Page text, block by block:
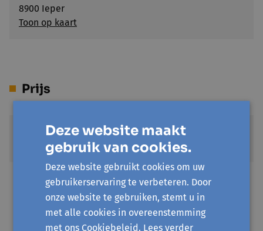
8900 Ieper
Toon op kaart
Prijs
Standaardprijs
UiTPAS kansentarief
Deze website maakt
gebruik van cookies.
Deze website gebruikt cookies om uw
gebruikerservaring te verbeteren. Door
onze website te gebruiken, stemt u in
met alle cookies in overeenstemming
met ons Cookiebeleid. Lees verder